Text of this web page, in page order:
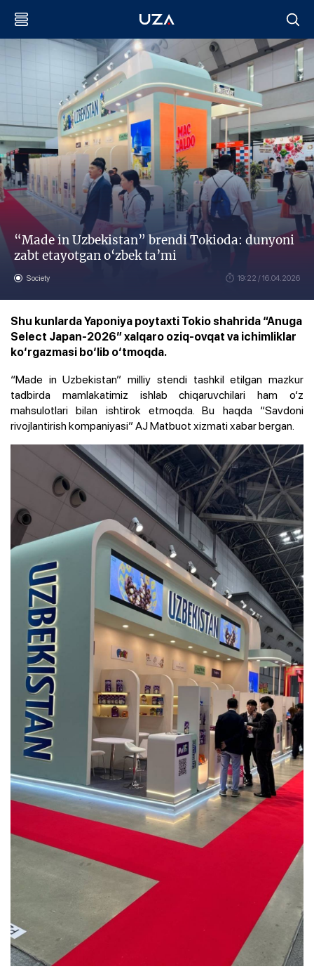
“Made in Uzbekistan” brendi Tokioda: dunyoni
zabt etayotgan o‘zbek ta’mi
Society 19:22 / 16.04.2026
Shu kunlarda Yaponiya poytaxti Tokio shahrida “Anuga
Select Japan-2026” xalqaro oziq-ovqat va ichimliklar
ko‘rgazmasi bo‘lib o‘tmoqda.
“Made in Uzbekistan” milliy stendi tashkil etilgan mazkur
tadbirda mamlakatimiz ishlab chiqaruvchilari ham o‘z
mahsulotlari bilan ishtirok etmoqda. Bu haqda “Savdoni
rivojlantirish kompaniyasi” AJ Matbuot xizmati xabar bergan.